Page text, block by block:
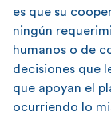
es que su
ningún
humanos o de
decisiones que
que apoyan el
ocurriendo lo